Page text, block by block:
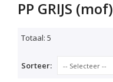
PP GRIJS (mof)
Totaal: 5
Sorteer: